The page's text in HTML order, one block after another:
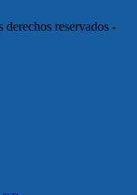
reservados -